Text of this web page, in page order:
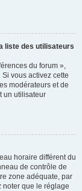
liste des utilisateurs
du forum »,
vous activez cette
modérateurs et de
un utilisateur
horaire différent du
de contrôle de
zone adéquate, par
noter que le réglage